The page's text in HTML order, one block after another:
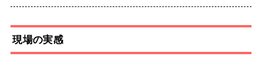
現場の実感